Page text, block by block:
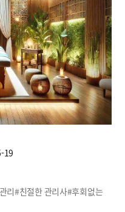
19
리#친절한 관리사#후회없는